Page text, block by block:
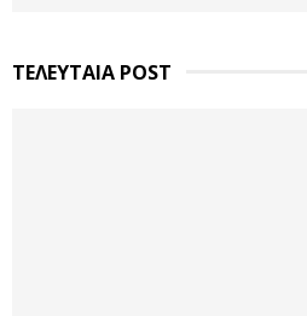
ΤΕΛΕΥΤΑΙΑ POST